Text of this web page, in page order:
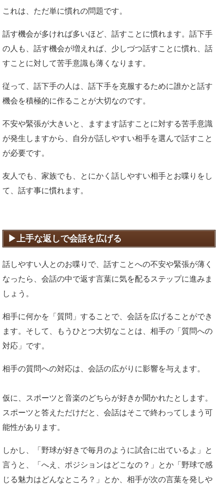
これは、ただ単に慣れの問題です。
話す機会が多ければ多いほど、話すことに慣れます。話下手
の人も、話す機会が増えれば、少しづつ話すことに慣れ、話
すことに対して苦手意識も薄くなります。
従って、話下手の人は、話下手を克服するために誰かと話す
機会を積極的に作ることが大切なのです。
不安や緊張が大きいと、ますます話すことに対する苦手意識
が発生しますから、自分が話しやすい相手を選んで話すこと
が必要です。
友人でも、家族でも、とにかく話しやすい相手とお喋りをし
て、話す事に慣れます。
上手な返しで会話を広げる
話しやすい人とのお喋りで、話すことへの不安や緊張が薄く
なったら、会話の中で返す言葉に気を配るステップに進みま
しょう。
相手に何かを「質問」することで、会話を広げることができ
ます。そして、もうひとつ大切なことは、相手の「質問への
対応」です。
相手の質問への対応は、会話の広がりに影響を与えます。
仮に、スポーツと音楽のどちらが好きか聞かれたとします。
スポーツと答えただけだと、会話はそこで終わってしまう可
能性があります。
しかし、「野球が好きで毎月のように試合に出ているよ」と
言うと、「へえ、ポジションはどこなの？」とか「野球で感
じる魅力はどんなところ？」とか、相手が次の言葉を発しや